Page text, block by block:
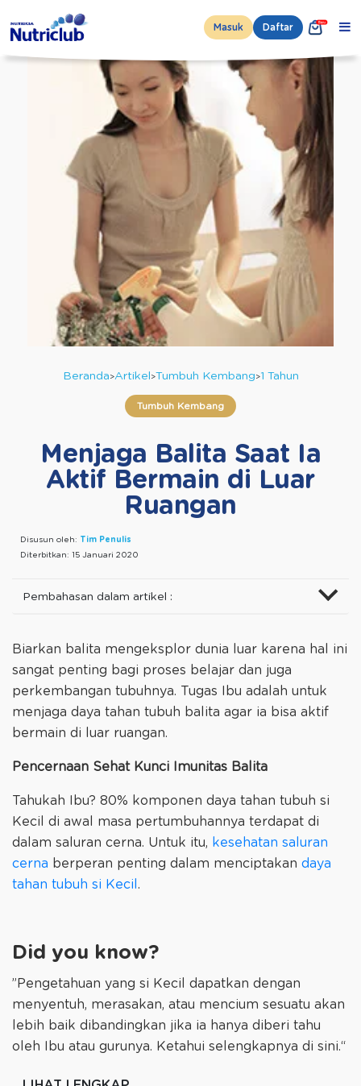
Masuk Daftar
Beranda Artikel Tumbuh Kembang 1 Tahun
Tumbuh Kembang
Menjaga Balita Saat Ia
Aktif Bermain di Luar
Ruangan
Disusun oleh: Tim Penulis
Diterbitkan: 15 Januari 2020
Pembahasan dalam artikel :
Biarkan balita mengeksplor dunia luar karena hal ini
sangat penting bagi proses belajar dan juga
perkembangan tubuhnya. Tugas Ibu adalah untuk
menjaga daya tahan tubuh balita agar ia bisa aktif
bermain di luar ruangan.
Pencernaan Sehat Kunci Imunitas Balita
Tahukah Ibu? 80% komponen daya tahan tubuh si
Kecil di awal masa pertumbuhannya terdapat di
dalam saluran cerna. Untuk itu, kesehatan saluran
cerna berperan penting dalam menciptakan daya
tahan tubuh si Kecil .
Did you know?
”Pengetahuan yang si Kecil dapatkan dengan
menyentuh, merasakan, atau mencium sesuatu akan
lebih baik dibandingkan jika ia hanya diberi tahu
oleh Ibu atau gurunya. Ketahui selengkapnya di sini.“